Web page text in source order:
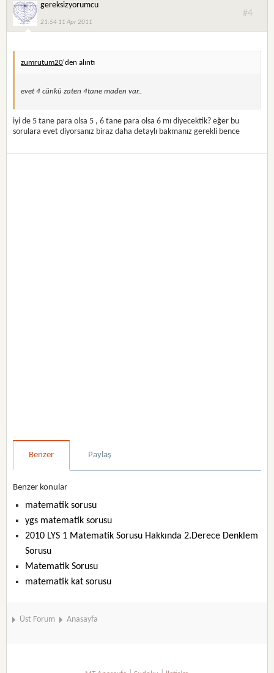
gereksizyorumcu
21:54 11 Apr 2011
#4
zumrutum20'den alıntı
evet 4 cünkü zaten 4tane maden var..
iyi de 5 tane para olsa 5 , 6 tane para olsa 6 mı diyecektik? eğer bu
sorulara evet diyorsanız biraz daha detaylı bakmanız gerekli bence
Benzer Paylaş
Benzer konular
matematik sorusu
ygs matematik sorusu
2010 LYS 1 Matematik Sorusu Hakkında 2.Derece Denklem
Sorusu
Matematik Sorusu
matematik kat sorusu
Üst Forum Anasayfa